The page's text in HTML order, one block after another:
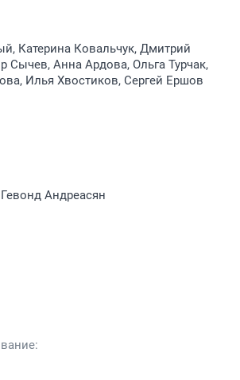
Катерина Ковальчук, Дмитрий
Сычев, Анна Ардова, Ольга Турчак,
Илья Хвостиков, Сергей Ершов
Андреасян